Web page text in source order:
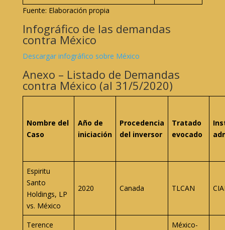
Fuente: Elaboración propia
Infográfico de las demandas
contra México
Descargar infográfico sobre México
Anexo – Listado de Demandas
contra México (al 31/5/2020)
Nombre del
Caso
Año de
iniciación
Procedencia
del inversor
Tratado
evocado
Espiritu
Santo
Holdings, LP
vs. México
2020 Canada TLCAN
Terence
México-